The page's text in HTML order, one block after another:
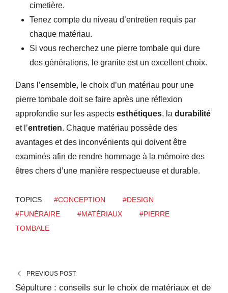
cimetière.
Tenez compte du niveau d’entretien requis par
chaque matériau.
Si vous recherchez une pierre tombale qui dure
des générations, le granite est un excellent choix.
Dans l’ensemble, le choix d’un matériau pour une
pierre tombale doit se faire après une réflexion
approfondie sur les aspects esthétiques, la durabilité
et l’entretien. Chaque matériau possède des
avantages et des inconvénients qui doivent être
examinés afin de rendre hommage à la mémoire des
êtres chers d’une manière respectueuse et durable.
TOPICS #CONCEPTION
#DESIGN
#FUNÉRAIRE
#MATÉRIAUX
#PIERRE
TOMBALE
PREVIOUS POST
Sépulture : conseils sur le choix de matériaux et de